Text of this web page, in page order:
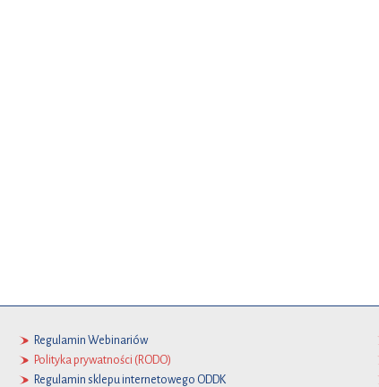
Regulamin Webinariów
Polityka prywatności (RODO)
Regulamin sklepu internetowego ODDK